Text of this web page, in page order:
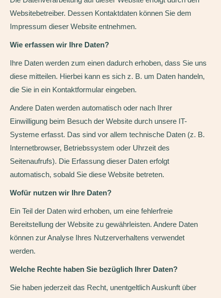
Websitebetreiber. Dessen Kontaktdaten können Sie dem
Impressum dieser Website entnehmen.
Wie erfassen wir Ihre Daten?
Ihre Daten werden zum einen dadurch erhoben, dass Sie uns
diese mitteilen. Hierbei kann es sich z. B. um Daten handeln,
die Sie in ein Kontaktformular eingeben.
Andere Daten werden automatisch oder nach Ihrer
Einwilligung beim Besuch der Website durch unsere IT-
Systeme erfasst. Das sind vor allem technische Daten (z. B.
Internetbrowser, Betriebssystem oder Uhrzeit des
Seitenaufrufs). Die Erfassung dieser Daten erfolgt
automatisch, sobald Sie diese Website betreten.
Wofür nutzen wir Ihre Daten?
Ein Teil der Daten wird erhoben, um eine fehlerfreie
Bereitstellung der Website zu gewährleisten. Andere Daten
können zur Analyse Ihres Nutzerverhaltens verwendet
werden.
Welche Rechte haben Sie bezüglich Ihrer Daten?
Sie haben jederzeit das Recht, unentgeltlich Auskunft über